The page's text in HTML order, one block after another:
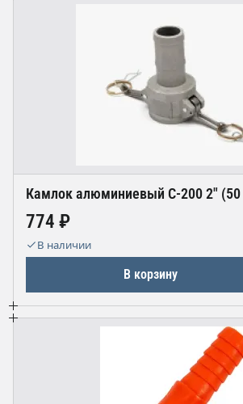
Камлок алюминиевый С-200 2"
774 ₽
В наличии
В корзину